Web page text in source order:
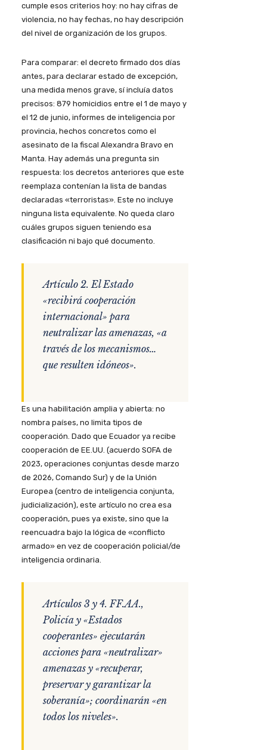
cumple esos criterios hoy: no hay cifras de
violencia, no hay fechas, no hay descripción
del nivel de organización de los grupos.
Para comparar: el decreto firmado dos días
antes, para declarar estado de excepción,
una medida menos grave, sí incluía datos
precisos: 879 homicidios entre el 1 de mayo y
el 12 de junio, informes de inteligencia por
provincia, hechos concretos como el
asesinato de la fiscal Alexandra Bravo en
Manta. Hay además una pregunta sin
respuesta: los decretos anteriores que este
reemplaza contenían la lista de bandas
declaradas «terroristas». Este no incluye
ninguna lista equivalente. No queda claro
cuáles grupos siguen teniendo esa
clasificación ni bajo qué documento.
Artículo 2. El Estado
«recibirá cooperación
internacional» para
neutralizar las amenazas, «a
través de los mecanismos…
que resulten idóneos».
Es una habilitación amplia y abierta: no
nombra países, no limita tipos de
cooperación. Dado que Ecuador ya recibe
cooperación de EE.UU. (acuerdo SOFA de
2023, operaciones conjuntas desde marzo
de 2026, Comando Sur) y de la Unión
Europea (centro de inteligencia conjunta,
judicialización), este artículo no crea esa
cooperación, pues ya existe, sino que la
reencuadra bajo la lógica de «conflicto
armado» en vez de cooperación policial/de
inteligencia ordinaria.
Artículos 3 y 4. FF.AA.,
Policía y «Estados
cooperantes» ejecutarán
acciones para «neutralizar»
amenazas y «recuperar,
preservar y garantizar la
soberanía»; coordinarán «en
todos los niveles».